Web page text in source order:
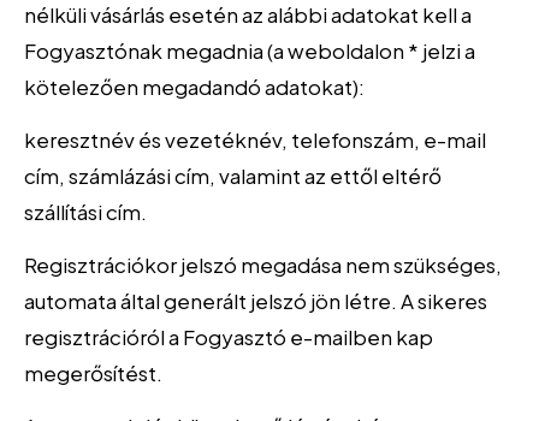
nélküli vásárlás esetén az alábbi adatokat kell a
Fogyasztónak megadnia (a weboldalon * jelzi a
kötelezően megadandó adatokat):
keresztnév és vezetéknév, telefonszám, e-mail
cím, számlázási cím, valamint az ettől eltérő
szállítási cím.
Regisztrációkor jelszó megadása nem szükséges,
automata által generált jelszó jön létre. A sikeres
regisztrációról a Fogyasztó e-mailben kap
megerősítést.